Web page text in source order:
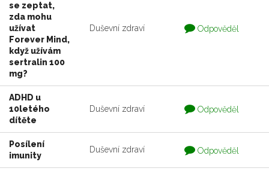
se zeptat,
zda mohu
užívat
Forever Mind,
když užívám
sertralin 100
mg?
Duševní zdraví
Otázka
je
Odpověděl
ADHD u
10letého
dítěte
Duševní zdraví
Otázka
je
Odpověděl
Posílení
imunity
Duševní zdraví
Otázka
je
zodpovedaná
Odpověděl